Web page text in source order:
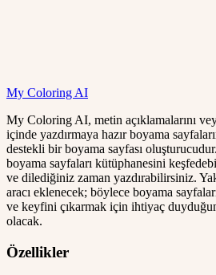
My Coloring AI
My Coloring AI, metin açıklamalarını
içinde yazdırmaya hazır boyama
destekli bir boyama sayfası
boyama sayfaları kütüphanesini
ve dilediğiniz zaman yazdırabilirsiniz.
aracı eklenecek; böylece boyama
ve keyfini çıkarmak için ihtiyaç
olacak.
Özellikler